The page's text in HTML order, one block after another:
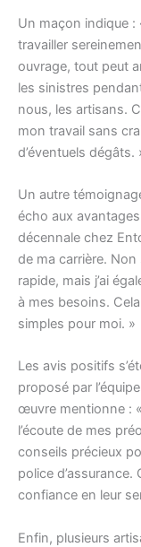
Un maçon indique :
travailler
ouvrage, tout peut
les sinistres
nous, les artisans.
mon travail sans
d’éventuels dégâts.
Un autre
écho aux avantages
décennale chez
de ma carrière. Non
rapide, mais j’ai
à mes besoins.
simples pour moi. »
Les avis positifs
proposé par
œuvre mentionne : «
l’écoute de mes
conseils précieux
police
confiance en leur
Enfin, plusieurs